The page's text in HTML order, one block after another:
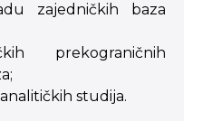
zajedničkih baza
prekograničnih
studija.